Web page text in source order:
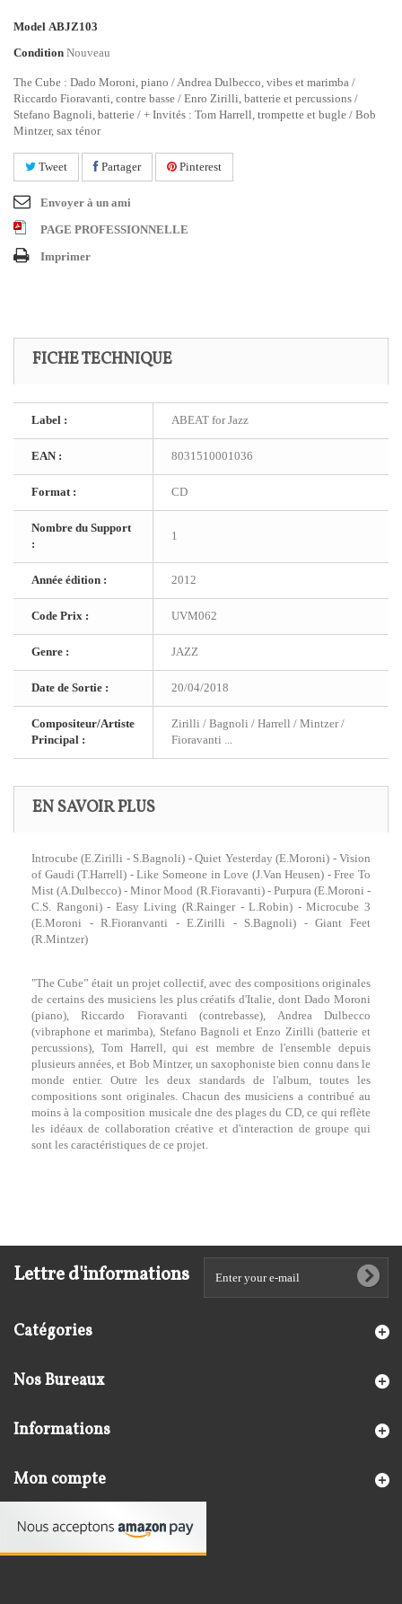
Model ABJZ103
Condition Nouveau
The Cube : Dado Moroni, piano / Andrea Dulbecco, vibes et marimba /
Riccardo Fioravanti, contre basse / Enro Zirilli, batterie et percussions /
Stefano Bagnoli, batterie / + Invités : Tom Harrell, trompette et bugle / Bob
Mintzer, sax ténor
Tweet Partager Pinterest
Envoyer à un ami
PAGE PROFESSIONNELLE
Imprimer
FICHE TECHNIQUE
Label : ABEAT for Jazz
EAN : 8031510001036
Format : CD
Nombre du Support
:
1
Année édition : 2012
Code Prix : UVM062
Genre : JAZZ
Date de Sortie : 20/04/2018
Compositeur/Artiste
Principal :
Zirilli / Bagnoli / Harrell / Mintzer /
Fioravanti ...
EN SAVOIR PLUS
Introcube (E.Zirilli - S.Bagnoli) - Quiet Yesterday (E.Moroni) - Vision
of Gaudi (T.Harrell) - Like Someone in Love (J.Van Heusen) - Free To
Mist (A.Dulbecco) - Minor Mood (R.Fioravanti) - Purpura (E.Moroni -
C.S. Rangoni) - Easy Living (R.Rainger - L.Robin) - Microcube 3
(E.Moroni - R.Fioranvanti - E.Zirilli - S.Bagnoli) - Giant Feet
(R.Mintzer)
"The Cube” était un projet collectif, avec des compositions originales
de certains des musiciens les plus créatifs d'Italie, dont Dado Moroni
(piano), Riccardo Fioravanti (contrebasse), Andrea Dulbecco
(vibraphone et marimba), Stefano Bagnoli et Enzo Zirilli (batterie et
percussions), Tom Harrell, qui est membre de l'ensemble depuis
plusieurs années, et Bob Mintzer, un saxophoniste bien connu dans le
monde entier. Outre les deux standards de l'album, toutes les
compositions sont originales. Chacun des musiciens a contribué au
moins à la composition musicale dne des plages du CD, ce qui reflète
les idéaux de collaboration créative et d'interaction de groupe qui
sont les caractéristiques de ce projet.
Lettre d'informations
Catégories
Nos Bureaux
Informations
Mon compte